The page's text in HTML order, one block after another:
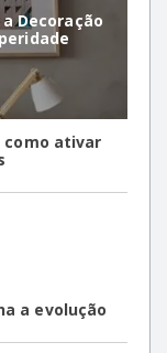
Decoração
como ativar
a evolução